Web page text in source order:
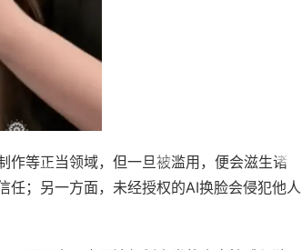
作等正当领域，但一旦被滥用，便会滋生诸
任；另一方面，未经授权的AI换脸会侵犯他人